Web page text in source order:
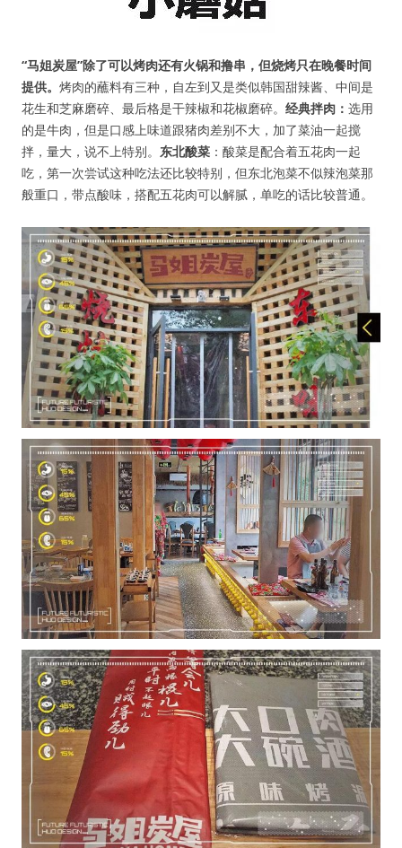
“马姐炭屋”除了可以烤肉还有火锅和撸串，但烧烤只在晚餐时间
提供。 烤肉的蘸料有三种，自左到又是类似韩国甜辣酱、中间是
花生和芝麻磨碎、最后格是干辣椒和花椒磨碎。 经典拌肉： 选用
的是牛肉，但是口感上味道跟猪肉差别不大，加了菜油一起搅
拌，量大，说不上特别。 东北酸菜 ：酸菜是配合着五花肉一起
吃，第一次尝试这种吃法还比较特别，但东北泡菜不似辣泡菜那
般重口，带点酸味，搭配五花肉可以解腻，单吃的话比较普通。